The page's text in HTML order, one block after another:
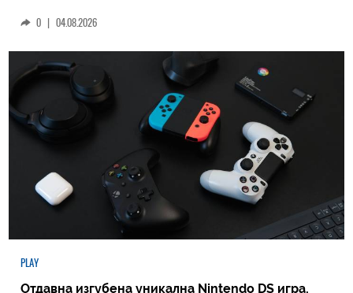
0 | 04.08.2026
PLAY
Отдавна изгубена уникална Nintendo DS игра,